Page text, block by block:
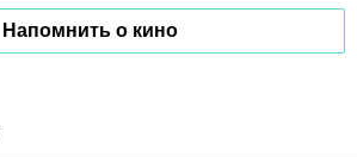
Напомнить о кино